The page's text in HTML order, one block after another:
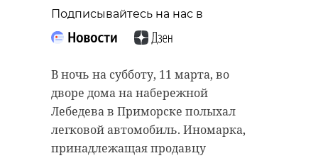
Подписывайтесь на нас в
В ночь на субботу, 11 марта, во
дворе дома на набережной
Лебедева в Приморске полыхал
легковой автомобиль. Иномарка,
принадлежащая продавцу
пострадавших от землетрясения
сирийцев. Гуманитарную помощь
по инициативе губернатора
Александра Дрозденко собирали
всем регионом.